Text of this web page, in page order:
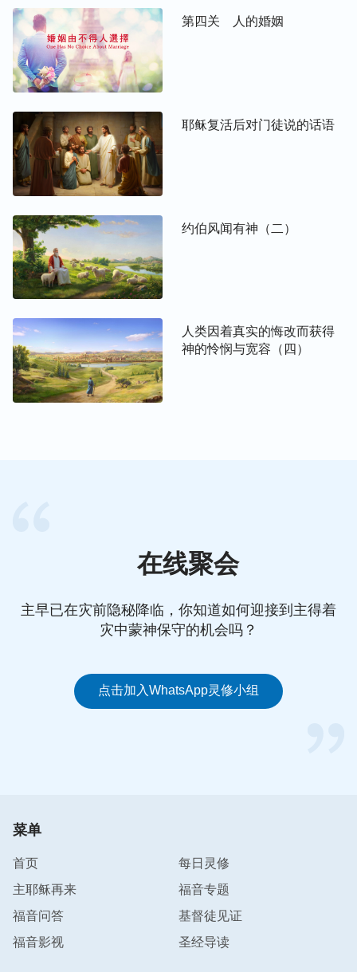
决之下，是发出烈怒，还是施下怜悯，没有人能掌控
得了，只有造物主的实质也就是造物主的公义性情来
决定，这就是造物主公义性情的独一无二！
用“独一无二”这个词来形容神公义性情中的怜悯呢？
之前我们说了神的烈怒是神独一无二的公义性情中的
一方面实质，现在我把神的烈怒与神的怜悯这两方面
定义为神的公义性情。神的公义性情是圣洁的，是不
物与非受造之物所不具备的，是神特有的，也是神独
有的，这就是说，神的烈怒是圣洁的，是不容人触犯
的，同样，神公义性情的另外一方面，也就是神的怜
悯也是圣洁的、不容人触犯的。任何受造之物或者非
受造之物都不能代替或者代表神作神要作的事情，也
不能代替或者代表神毁灭所多玛，或者拯救尼尼微，
这就是神独一无二的公义性情的真实发表。
——《话・卷二 关于认识神・独一无二的神自己 二》
第四关 人的婚姻
耶稣复活后对门徒说的话语
约伯风闻有神（二）
人类因着真实的悔改而获得
神的怜悯与宽容（四）
在线聚会
主早已在灾前隐秘降临，你知道如何迎接到主得着
灾中蒙神保守的机会吗？
点击加入WhatsApp灵修小组
菜单
首页
每日灵修
主耶稣再来
福音专题
福音问答
基督徒见证
福音影视
圣经导读